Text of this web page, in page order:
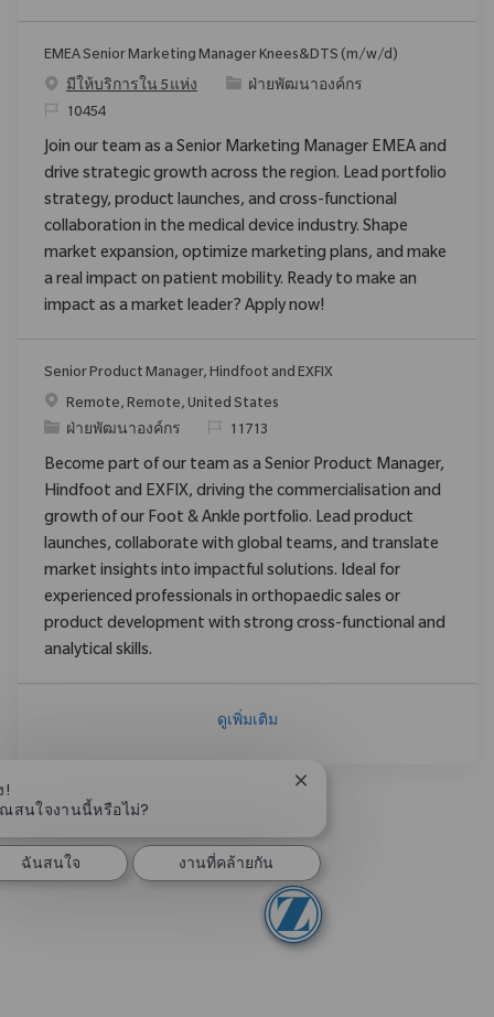
EMEA Senior Marketing Manager Knees&DTS (m/w/d)
มีให้บริการใน 5 แห่ง
ประเภท
ฝ่ายพัฒนาองค์กร
ReqId10454
Join our team as a Senior Marketing Manager EMEA and
drive strategic growth across the region. Lead portfolio
strategy, product launches, and cross-functional
collaboration in the medical device industry. Shape
market expansion, optimize marketing plans, and make
a real impact on patient mobility. Ready to make an
impact as a market leader? Apply now!
Senior Product Manager, Hindfoot and EXFIX
สถานที่Remote, Remote, United States
ประเภท
ฝ่ายพัฒนาองค์กร ReqId11713
Become part of our team as a Senior Product Manager,
Hindfoot and EXFIX, driving the commercialisation and
growth of our Foot & Ankle portfolio. Lead product
launches, collaborate with global teams, and translate
market insights into impactful solutions. Ideal for
experienced professionals in orthopaedic sales or
product development with strong cross-functional and
analytical skills.
ดูเพิ่มเติม
!
สนใจงานนี้หรือไม่?
ปิดการแจ้งเตือนแชทบอท
ฉันสนใจ งานที่คล้ายกัน